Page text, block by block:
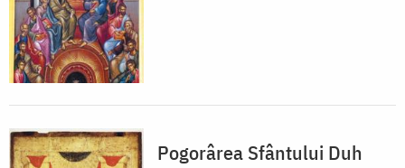
Pogorârea Sfântului Duh